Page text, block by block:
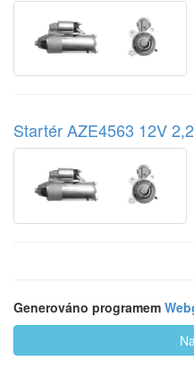
Startér AZE4563 12V
Generováno programem